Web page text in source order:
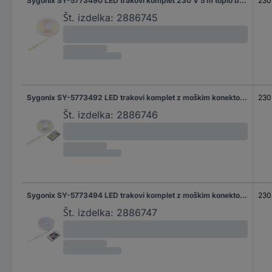
Št. izdelka: 2886745
Sygonix SY-5773492 LED trakovi komplet z moškim konektorjem 230 V 5 m topla bela do bela dnevne svetlobe 1 kos
Št. izdelka: 2886746
Sygonix SY-5773494 LED trakovi komplet z moškim konektorjem 230 V 5 m RGB 1 kos
Št. izdelka: 2886747